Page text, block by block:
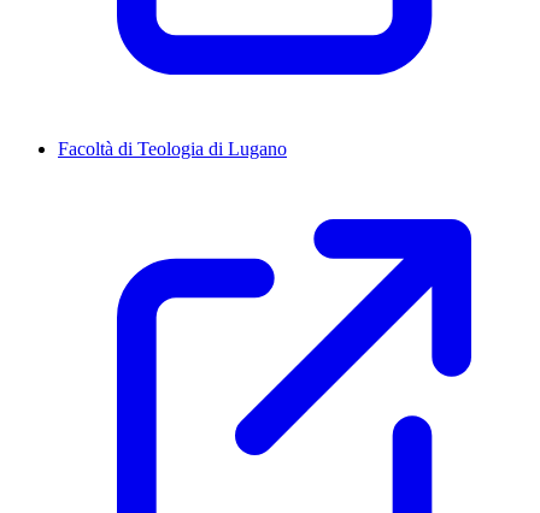
Facoltà di Teologia di Lugano